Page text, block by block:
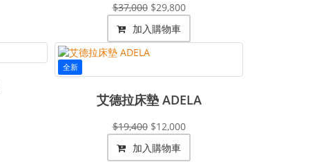
$37,000$29,800
加入購物車
全新
艾德拉床墊 ADELA
$19,400$12,000
加入購物車